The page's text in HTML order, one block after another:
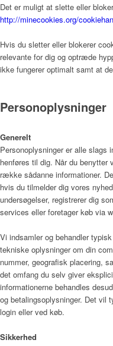
Det er muligt at slette eller
http://minecookies.org/
Hvis du sletter eller blokerer
relevante for dig og optræde
ikke fungerer optimalt samt at
Personoplysninger
Generelt
Personoplysninger er alle slags
henføres til dig. Når du benytter
række sådanne informationer.
hvis du tilmelder dig vores
undersøgelser, registrerer dig
services eller foretager køb via
Vi indsamler og behandler
tekniske oplysninger om din
nummer, geografisk placering,
det omfang du selv giver
informationerne behandles
og betalingsoplysninger. Det vil
login eller ved køb.
Sikkerhed